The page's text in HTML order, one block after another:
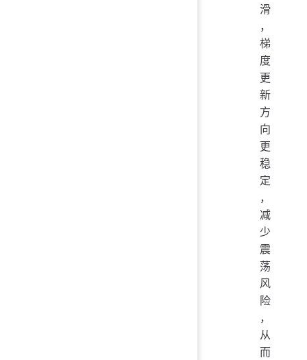
滑
，
梯
度
更
新
方
向
更
稳
定
，
减
少
震
荡
风
险
，
从
而